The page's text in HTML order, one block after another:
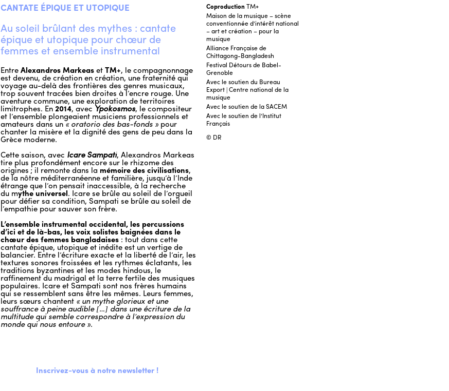
CANTATE ÉPIQUE ET UTOPIQUE
Au soleil brûlant des mythes : cantate
épique et utopique pour chœur de
femmes et ensemble instrumental
EntreAlexandros MarkeasetTM+, le compagnonnage
est devenu, de création en création, une fraternité qui
voyage au-delà des frontières des genres musicaux,
trop souvent tracées bien droites à l’encre rouge. Une
aventure commune, une exploration de territoires
limitrophes. En2014, avec Ypokosmos, le compositeur
et l’ensemble plongeaient musiciens professionnels et
amateurs dans un« oratorio des bas-fonds »pour
chanter la misère et la dignité des gens de peu dans la
Grèce moderne.
Cette saison, avec Icare Sampati, Alexandros Markeas
tire plus profondément encore sur le rhizome des
origines ; il remonte dans la mémoire des civilisations,
de la nôtre méditerranéenne et familière, jusqu’à l’Inde
étrange que l’on pensait inaccessible, à la recherche
du mythe universel. Icare se brûle au soleil de l’orgueil
pour défier sa condition, Sampati se brûle au soleil de
l’empathie pour sauver son frère.
L’ensemble instrumental occidental, les percussions
d’ici et de là-bas, les voix solistes baignées dans le
chœur des femmes bangladaises : tout dans cette
cantate épique, utopique et inédite est un vertige de
balancier. Entre l’écriture exacte et la liberté de l’air, les
textures sonores froissées et les rythmes éclatants, les
traditions byzantines et les modes hindous, le
raffinement du madrigal et la terre fertile des musiques
populaires. Icare et Sampati sont nos frères humains
qui se ressemblent sans être les mêmes. Leurs femmes,
leurs sœurs chantent « un mythe glorieux et une
souffrance à peine audible […] dans une écriture de la
multitude qui semble correspondre à l’expression du
monde qui nous entoure ».
Inscrivez-vous à notre newsletter !
Coproduction TM+
Maison de la musique – scène
conventionnée d’intérêt national
– art et création – pour la
musique
Alliance Française de
Chittagong-Bangladesh
Festival Détours de Babel-
Grenoble
Avec le soutien du Bureau
Export | Centre national de la
musique
Avec le soutien de la SACEM
Avec le soutien de l’Institut
Français
© DR